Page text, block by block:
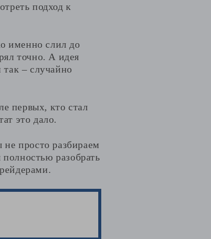
подход к
именно слил до
точно. А идея
– случайно
первых, кто стал
это дало.
просто разбираем
разобрать